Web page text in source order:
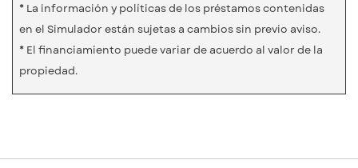
* La información y políticas de los préstamos contenidas
en el Simulador están sujetas a cambios sin previo aviso.
* El financiamiento puede variar de acuerdo al valor de la
propiedad.